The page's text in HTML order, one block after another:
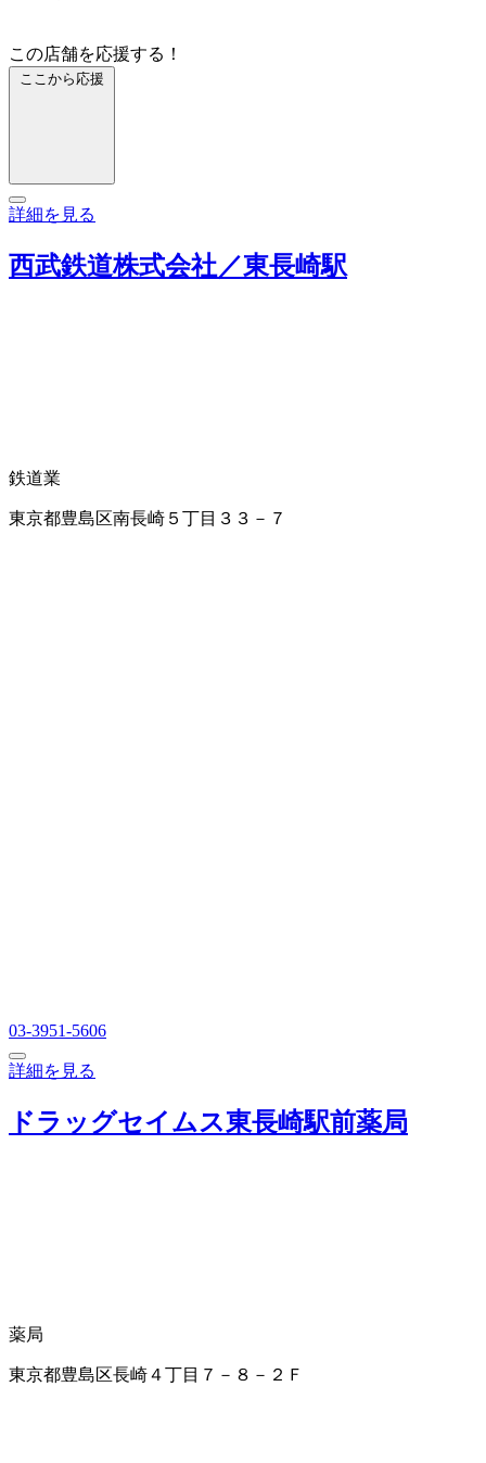
この店舗を応援する！
ここから応援
詳細を見る
西武鉄道株式会社／東長崎駅
鉄道業
東京都豊島区南長崎５丁目３３－７
03-3951-5606
詳細を見る
ドラッグセイムス東長崎駅前薬局
薬局
東京都豊島区長崎４丁目７－８－２Ｆ